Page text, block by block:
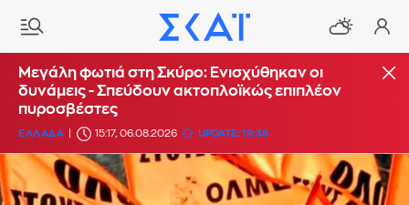
Μεγάλη φωτιά στη Σκύρο: Ενισχύθηκαν οι
δυνάμεις - Σπεύδουν ακτοπλοϊκώς επιπλέον
πυροσβέστες
ΕΛΛΑΔΑ 15:17, 06.08.2026 UPDATE: 19:38